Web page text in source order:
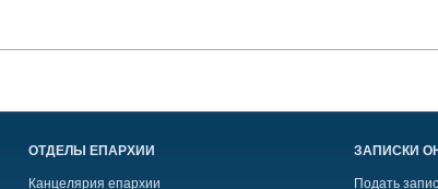
ОТДЕЛЫ ЕПАРХИИ
Канцелярия епархии
ЗАПИСКИ
Подать